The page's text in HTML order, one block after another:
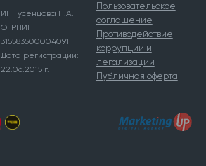
ИП Гусенцова Н.А.
ОГРНИП
315583500004091
Дата регистрации:
22.06.2015 г.
Пользовательское
соглашение
Противодействие
коррупции и
легализации
Публичная оферта